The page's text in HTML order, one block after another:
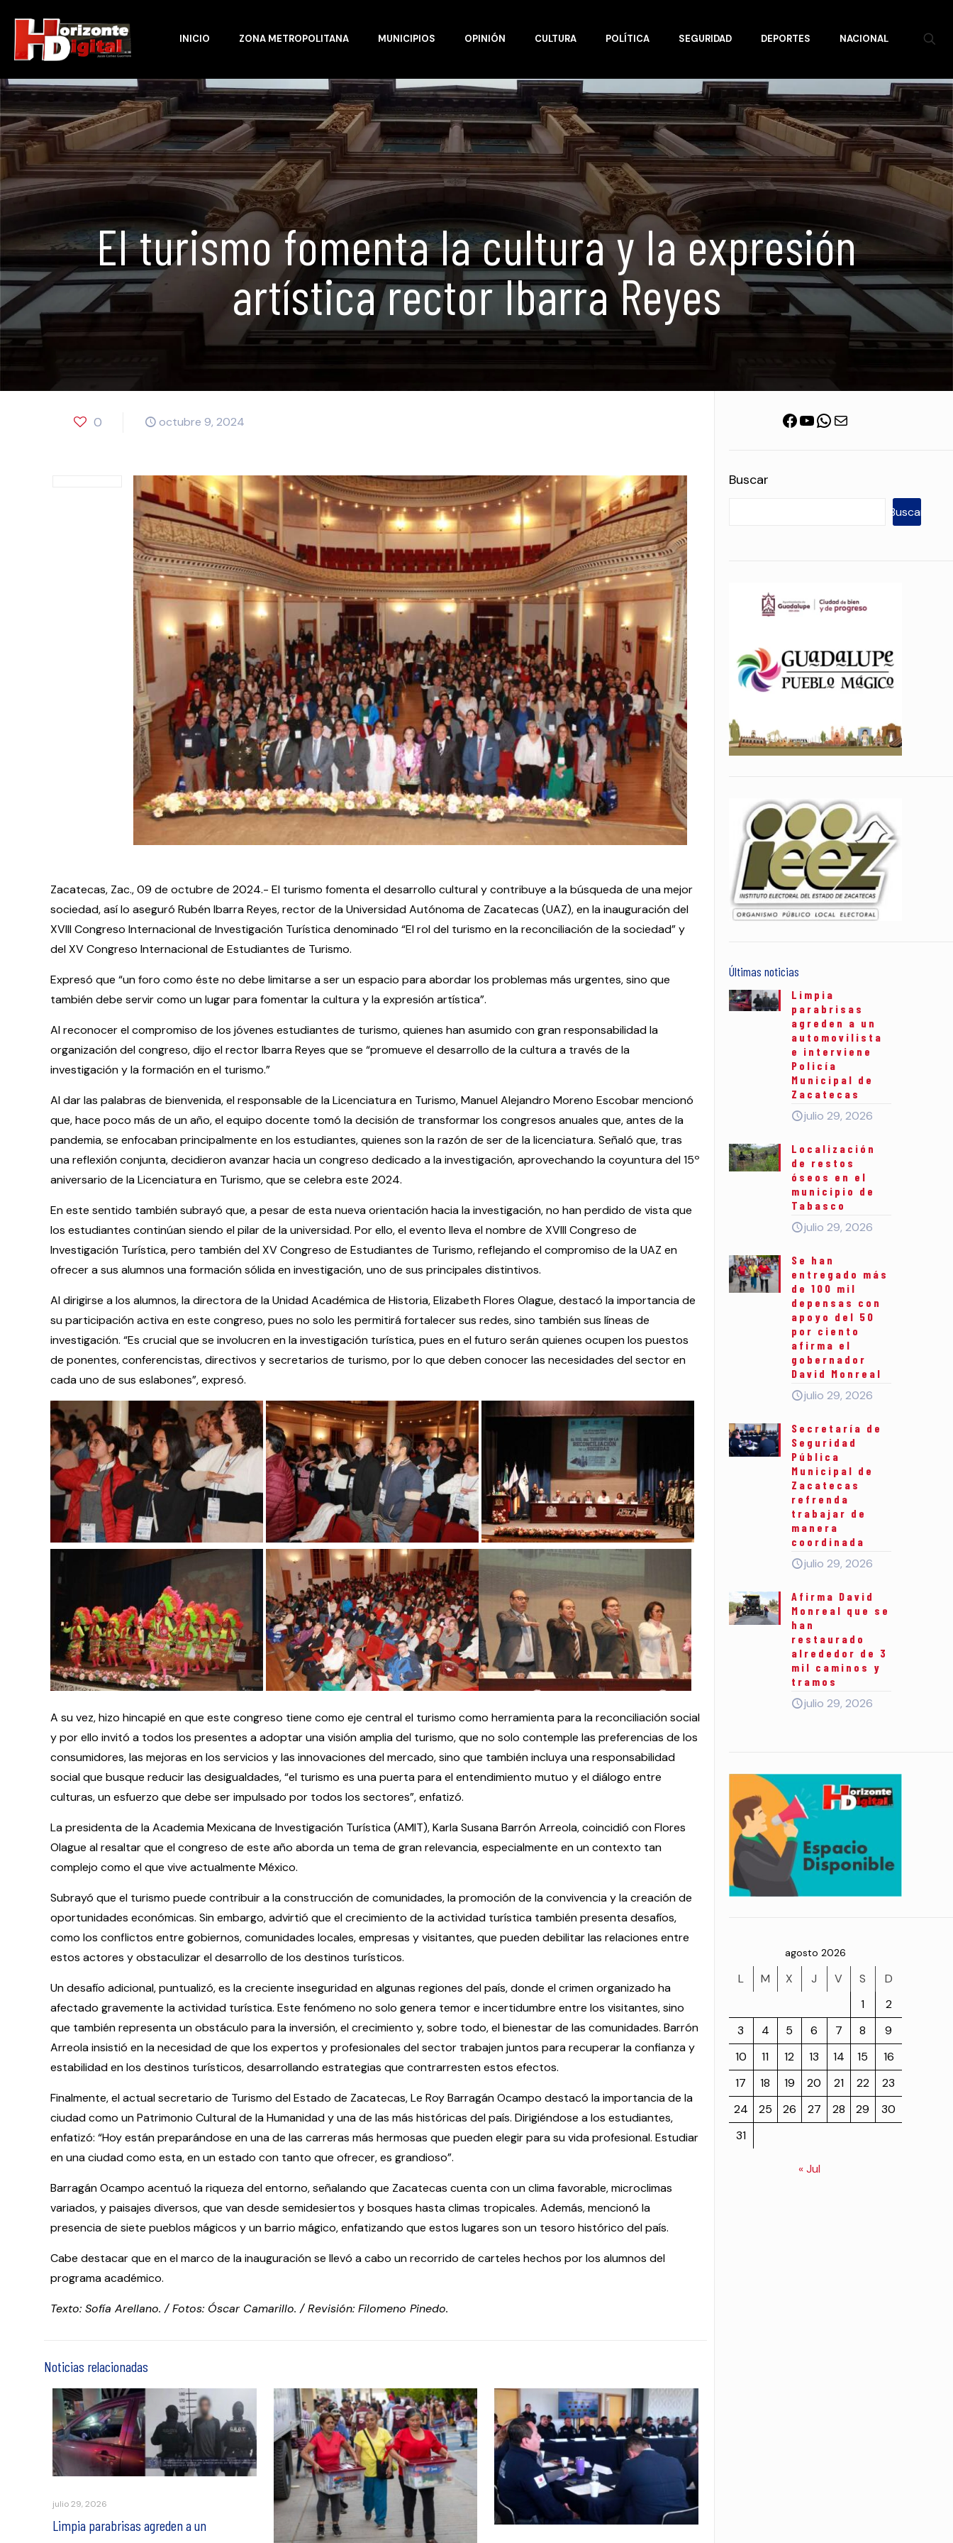
INICIO ZONA METROPOLITANA MUNICIPIOS OPINIÓN CULTURA POLÍTICA SEGURIDAD DEPORTES NACIONAL
El turismo fomenta la cultura y la expresión
artística rector Ibarra Reyes
0 octubre 9, 2024
Zacatecas, Zac., 09 de octubre de 2024.- El turismo fomenta el desarrollo cultural y contribuye a la búsqueda de una mejor
sociedad, así lo aseguró Rubén Ibarra Reyes, rector de la Universidad Autónoma de Zacatecas (UAZ), en la inauguración del
XVIII Congreso Internacional de Investigación Turística denominado “El rol del turismo en la reconciliación de la sociedad” y
del XV Congreso Internacional de Estudiantes de Turismo.
Expresó que “un foro como éste no debe limitarse a ser un espacio para abordar los problemas más urgentes, sino que
también debe servir como un lugar para fomentar la cultura y la expresión artística”.
Al reconocer el compromiso de los jóvenes estudiantes de turismo, quienes han asumido con gran responsabilidad la
organización del congreso, dijo el rector Ibarra Reyes que se “promueve el desarrollo de la cultura a través de la
investigación y la formación en el turismo.”
Al dar las palabras de bienvenida, el responsable de la Licenciatura en Turismo, Manuel Alejandro Moreno Escobar mencionó
que, hace poco más de un año, el equipo docente tomó la decisión de transformar los congresos anuales que, antes de la
pandemia, se enfocaban principalmente en los estudiantes, quienes son la razón de ser de la licenciatura. Señaló que, tras
una reflexión conjunta, decidieron avanzar hacia un congreso dedicado a la investigación, aprovechando la coyuntura del 15º
aniversario de la Licenciatura en Turismo, que se celebra este 2024.
En este sentido también subrayó que, a pesar de esta nueva orientación hacia la investigación, no han perdido de vista que
los estudiantes continúan siendo el pilar de la universidad. Por ello, el evento lleva el nombre de XVIII Congreso de
Investigación Turística, pero también del XV Congreso de Estudiantes de Turismo, reflejando el compromiso de la UAZ en
ofrecer a sus alumnos una formación sólida en investigación, uno de sus principales distintivos.
Al dirigirse a los alumnos, la directora de la Unidad Académica de Historia, Elizabeth Flores Olague, destacó la importancia de
su participación activa en este congreso, pues no solo les permitirá fortalecer sus redes, sino también sus líneas de
investigación. “Es crucial que se involucren en la investigación turística, pues en el futuro serán quienes ocupen los puestos
de ponentes, conferencistas, directivos y secretarios de turismo, por lo que deben conocer las necesidades del sector en
cada uno de sus eslabones”, expresó.
A su vez, hizo hincapié en que este congreso tiene como eje central el turismo como herramienta para la reconciliación social
y por ello invitó a todos los presentes a adoptar una visión amplia del turismo, que no solo contemple las preferencias de los
consumidores, las mejoras en los servicios y las innovaciones del mercado, sino que también incluya una responsabilidad
social que busque reducir las desigualdades, “el turismo es una puerta para el entendimiento mutuo y el diálogo entre
culturas, un esfuerzo que debe ser impulsado por todos los sectores”, enfatizó.
La presidenta de la Academia Mexicana de Investigación Turística (AMIT), Karla Susana Barrón Arreola, coincidió con Flores
Olague al resaltar que el congreso de este año aborda un tema de gran relevancia, especialmente en un contexto tan
complejo como el que vive actualmente México.
Subrayó que el turismo puede contribuir a la construcción de comunidades, la promoción de la convivencia y la creación de
oportunidades económicas. Sin embargo, advirtió que el crecimiento de la actividad turística también presenta desafíos,
como los conflictos entre gobiernos, comunidades locales, empresas y visitantes, que pueden debilitar las relaciones entre
estos actores y obstaculizar el desarrollo de los destinos turísticos.
Un desafío adicional, puntualizó, es la creciente inseguridad en algunas regiones del país, donde el crimen organizado ha
afectado gravemente la actividad turística. Este fenómeno no solo genera temor e incertidumbre entre los visitantes, sino
que también representa un obstáculo para la inversión, el crecimiento y, sobre todo, el bienestar de las comunidades. Barrón
Arreola insistió en la necesidad de que los expertos y profesionales del sector trabajen juntos para recuperar la confianza y
estabilidad en los destinos turísticos, desarrollando estrategias que contrarresten estos efectos.
Finalmente, el actual secretario de Turismo del Estado de Zacatecas, Le Roy Barragán Ocampo destacó la importancia de la
ciudad como un Patrimonio Cultural de la Humanidad y una de las más históricas del país. Dirigiéndose a los estudiantes,
enfatizó: “Hoy están preparándose en una de las carreras más hermosas que pueden elegir para su vida profesional. Estudiar
en una ciudad como esta, en un estado con tanto que ofrecer, es grandioso”.
Barragán Ocampo acentuó la riqueza del entorno, señalando que Zacatecas cuenta con un clima favorable, microclimas
variados, y paisajes diversos, que van desde semidesiertos y bosques hasta climas tropicales. Además, mencionó la
presencia de siete pueblos mágicos y un barrio mágico, enfatizando que estos lugares son un tesoro histórico del país.
Cabe destacar que en el marco de la inauguración se llevó a cabo un recorrido de carteles hechos por los alumnos del
programa académico.
Texto: Sofía Arellano. / Fotos: Óscar Camarillo. / Revisión: Filomeno Pinedo.
Noticias relacionadas
julio 29, 2026
Limpia parabrisas agreden a un
Facebook
YouTube
WhatsApp
Correo electrónico
Buscar
Buscar
Últimas noticias
Limpia
parabrisas
agreden a un
automovilista
e interviene
Policía
Municipal de
Zacatecas
julio 29, 2026
Localización
de restos
óseos en el
municipio de
Tabasco
julio 29, 2026
Se han
entregado más
de 100 mil
depensas con
apoyo del 50
por ciento
afirma el
gobernador
David Monreal
julio 29, 2026
Secretaría de
Seguridad
Pública
Municipal de
Zacatecas
refrenda
trabajar de
manera
coordinada
julio 29, 2026
Afirma David
Monreal que se
han
restaurado
alrededor de 3
mil caminos y
tramos
julio 29, 2026
agosto 2026
L M X J V S
D
1
2
3
4 5 6 7 8
9
10
11 12 13 14 15
16
17
18 19 20 21 22
23
24
25 26 27 28 29
30
31
« Jul